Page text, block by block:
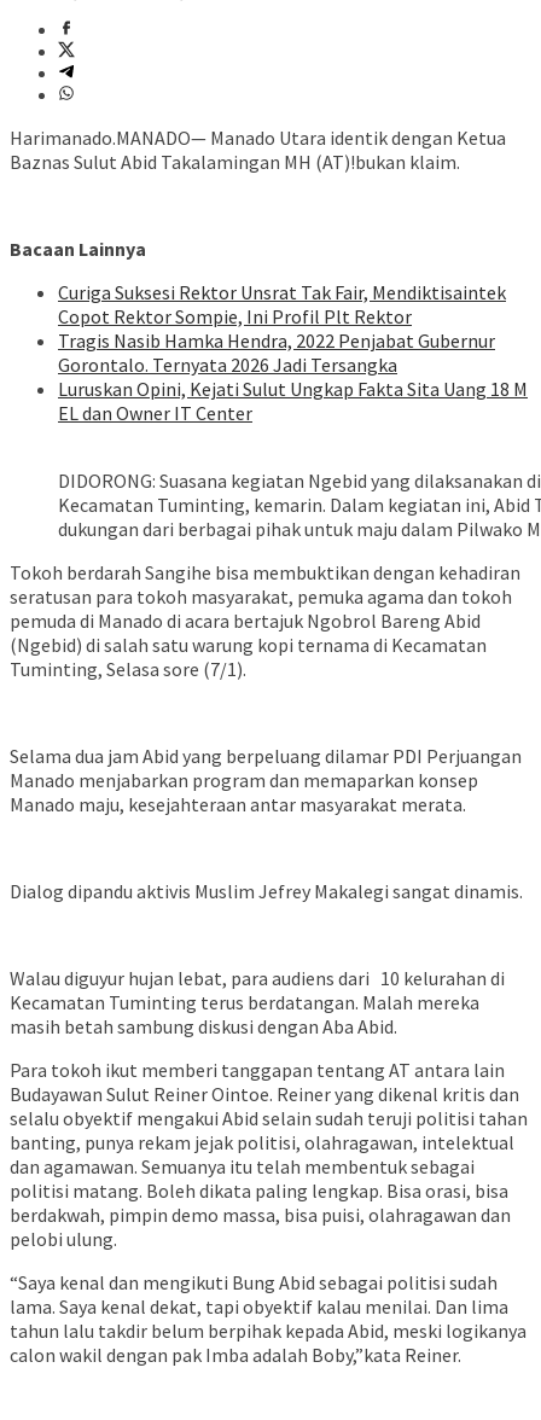
Harimanado.MANADO— Manado Utara identik dengan Ketua
Baznas Sulut Abid Takalamingan MH (AT)!bukan klaim.
Bacaan Lainnya
Curiga Suksesi Rektor Unsrat Tak Fair, Mendiktisaintek
Copot Rektor Sompie, Ini Profil Plt Rektor
Tragis Nasib Hamka Hendra, 2022 Penjabat Gubernur
Gorontalo. Ternyata 2026 Jadi Tersangka
Luruskan Opini, Kejati Sulut Ungkap Fakta Sita Uang 18 M
EL dan Owner IT Center
DIDORONG: Suasana kegiatan Ngebid yang dilaksanakan
Kecamatan Tuminting, kemarin. Dalam kegiatan ini, Abid
dukungan dari berbagai pihak untuk maju dalam Pilwako
Tokoh berdarah Sangihe bisa membuktikan dengan kehadiran
seratusan para tokoh masyarakat, pemuka agama dan tokoh
pemuda di Manado di acara bertajuk Ngobrol Bareng Abid
(Ngebid) di salah satu warung kopi ternama di Kecamatan
Tuminting, Selasa sore (7/1).
Selama dua jam Abid yang berpeluang dilamar PDI Perjuangan
Manado menjabarkan program dan memaparkan konsep
Manado maju, kesejahteraan antar masyarakat merata.
Dialog dipandu aktivis Muslim Jefrey Makalegi sangat dinamis.
Walau diguyur hujan lebat, para audiens dari 10 kelurahan di
Kecamatan Tuminting terus berdatangan. Malah mereka
masih betah sambung diskusi dengan Aba Abid.
Para tokoh ikut memberi tanggapan tentang AT antara lain
Budayawan Sulut Reiner Ointoe. Reiner yang dikenal kritis dan
selalu obyektif mengakui Abid selain sudah teruji politisi tahan
banting, punya rekam jejak politisi, olahragawan, intelektual
dan agamawan. Semuanya itu telah membentuk sebagai
politisi matang. Boleh dikata paling lengkap. Bisa orasi, bisa
berdakwah, pimpin demo massa, bisa puisi, olahragawan dan
pelobi ulung.
“Saya kenal dan mengikuti Bung Abid sebagai politisi sudah
lama. Saya kenal dekat, tapi obyektif kalau menilai. Dan lima
tahun lalu takdir belum berpihak kepada Abid, meski logikanya
calon wakil dengan pak Imba adalah Boby,”kata Reiner.